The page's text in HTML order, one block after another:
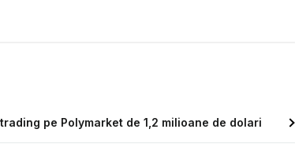
pe Polymarket de 1,2 milioane de dolari